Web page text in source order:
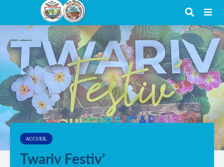
ACCUEIL
Twariv Festiv’